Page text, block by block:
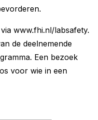
www.fhi.nl/labsafety.
de deelnemende
Een bezoek
voor wie in een